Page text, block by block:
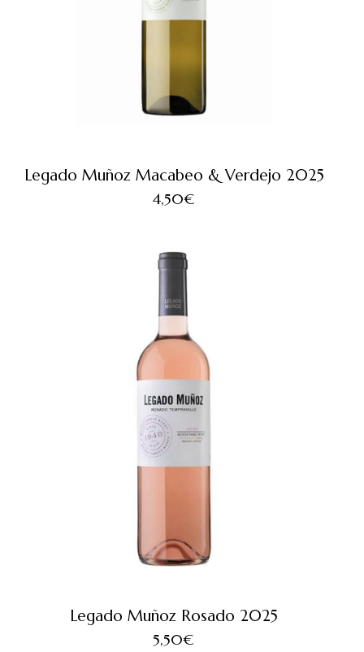
Legado Muñoz Macabeo & Verdejo 2025
4,50€
Legado Muñoz Rosado 2025
5,50€